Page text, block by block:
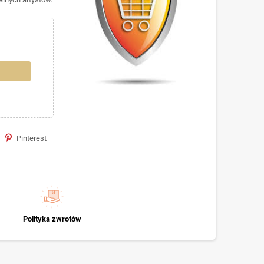
Pinterest
Polityka zwrotów